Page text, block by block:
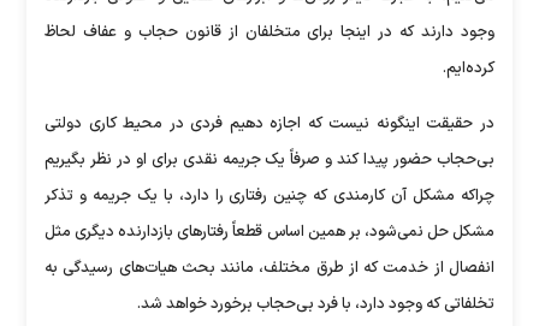
وجود دارند که در اینجا برای متخلفان از قانون حجاب و عفاف لحاظ
کرده‌ایم.
در حقیقت اینگونه نیست که اجازه دهیم فردی در محیط کاری دولتی
بی‌حجاب حضور پیدا کند و صرفاً یک جریمه نقدی برای او در نظر بگیریم
چراکه مشکل آن کارمندی که چنین رفتاری را دارد، با یک جریمه و تذکر
مشکل حل نمی‌شود، بر همین اساس قطعاً رفتار‌های بازدارنده دیگری مثل
انفصال از خدمت که از طرق مختلف، مانند بحث هیات‌های رسیدگی به
تخلفاتی که وجود دارد، با فرد بی‌حجاب برخورد خواهد شد.